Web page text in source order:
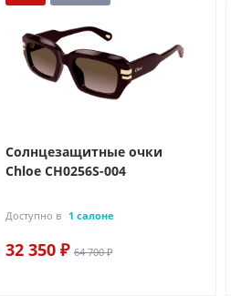
Солнцезащитные очки
Chloe CH0256S-004
Доступно в 1 салоне
32 350 ₽ 64 700 ₽